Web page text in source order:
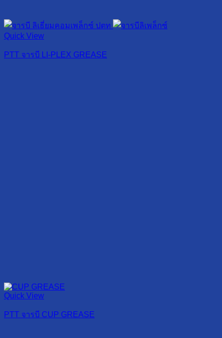
Quick View
PTT จารบี LI-PLEX GREASE
Quick View
PTT จารบี CUP GREASE